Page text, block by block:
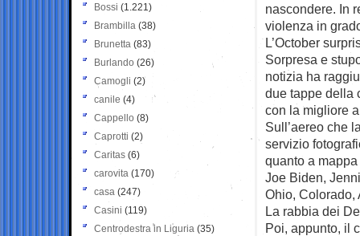
nascondere. In
violenza in
L’October
Sorpresa e
notizia ha
due tappe della
con la migliore
Sull’aereo che
servizio
quanto a
Joe Biden,
Ohio, Colorado,
La rabbia dei
Poi, appunto, il
Bossi (1.221)
Brambilla (38)
Brunetta (83)
Burlando (26)
Camogli (2)
canile (4)
Cappello (8)
Caprotti (2)
Caritas (6)
carovita (170)
casa (247)
Casini (119)
Centrodestra in Liguria (35)